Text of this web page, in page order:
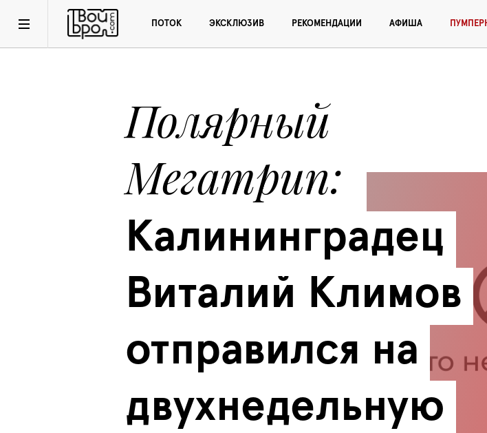
ПОТОК ЭКСКЛЮЗИВ РЕКОМЕНДАЦИИ АФИША
Полярный
Мегатрип
Калининградец
Виталий Климов
отправился на
двухнедельную